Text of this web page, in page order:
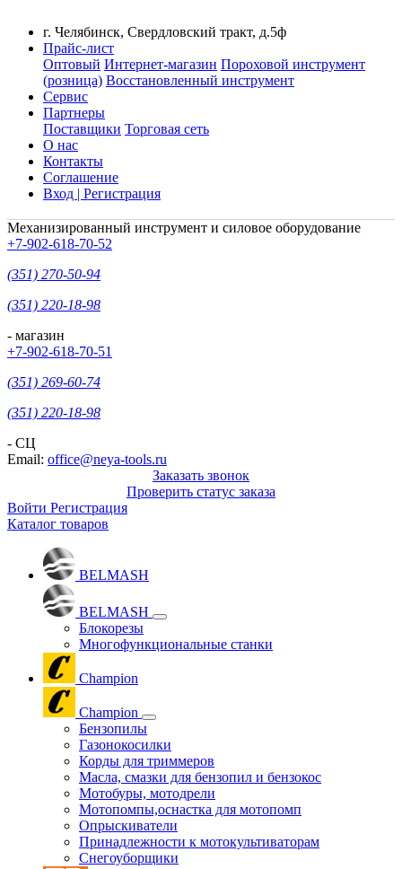
г. Челябинск, Свердловский тракт, д.5ф
Прайс-лист
Оптовый Интернет-магазин Пороховой инструмент
(розница) Восстановленный инструмент
Сервис
Партнеры
Поставщики Торговая сеть
О нас
Контакты
Соглашение
Вход | Регистрация
Механизированный инструмент и силовое оборудование
+7-902-618-70-52
(351) 270-50-94
(351) 220-18-98
- магазин
+7-902-618-70-51
(351) 269-60-74
(351) 220-18-98
- СЦ
Email: office@neya-tools.ru
Заказать звонок
Проверить статус заказа
Войти Регистрация
Каталог товаров
BELMASH
BELMASH
Блокорезы
Многофункциональные станки
Champion
Champion
Бензопилы
Газонокосилки
Корды для триммеров
Масла, смазки для бензопил и бензокос
Мотобуры, мотодрели
Мотопомпы,оснастка для мотопомп
Опрыскиватели
Принадлежности к мотокультиваторам
Снегоуборщики